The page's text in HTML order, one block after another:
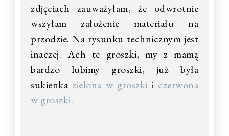
zdjęciach zauważyłam, że odwrotnie
wszyłam założenie materiału na
przodzie. Na rysunku technicznym jest
inaczej. Ach te groszki, my z mamą
bardzo lubimy groszki, już była
sukienka zielona w groszki i czerwona
w groszki.